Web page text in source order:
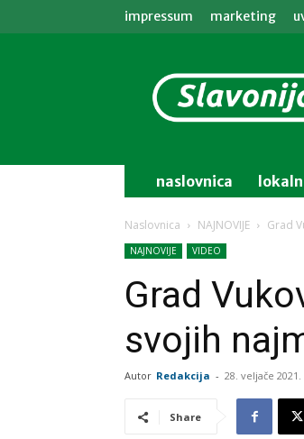
impressum marketing
info
naslovnica
Naslovnica NAJNOVIJE Grad
NAJNOVIJE VIDEO
Grad
svojih
Autor Redakcija - 28. veljače 2021.
Share